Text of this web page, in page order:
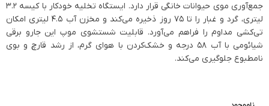
جمع‌آوری موی حیوانات خانگی قرار دارد. ایستگاه تخلیه خودکار با کیسه 3.2
لیتری، گرد و غبار را تا 75 روز ذخیره می‌کند و مخزن آب 4.5 لیتری امکان
تی‌کشی مداوم را فراهم می‌آورد. قابلیت شستشوی موپ این جارو برقی
شیائومی با آب 58 درجه و خشک‌کردن با هوای گرم، از رشد قارچ و بوی
نامطبوع جلوگیری می‌کند.